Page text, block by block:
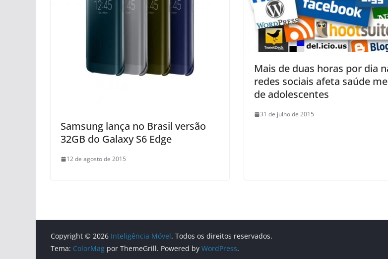
Samsung lança no Brasil versão
32GB do Galaxy S6 Edge
12 de agosto de 2015
Mais de duas horas por dia
redes sociais afeta saúde
de adolescentes
31 de julho de 2015
Copyright © 2026 Inteligência Móvel. Todos os direitos reservados.
Tema: ColorMag por ThemeGrill. Powered by WordPress.